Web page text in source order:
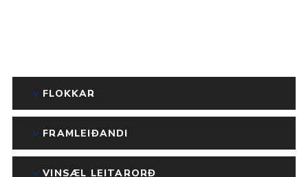
FLOKKAR
FRAMLEIÐANDI
VINSÆL LEITARORÐ